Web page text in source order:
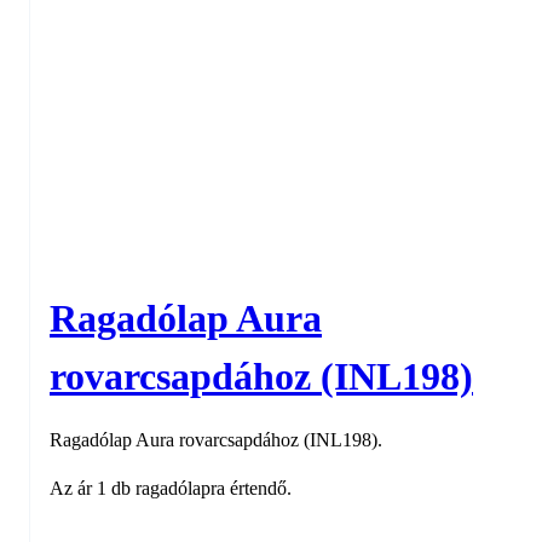
Ragadólap Aura
rovarcsapdához (INL198)
Ragadólap Aura rovarcsapdához (INL198).
Az ár 1 db ragadólapra értendő.